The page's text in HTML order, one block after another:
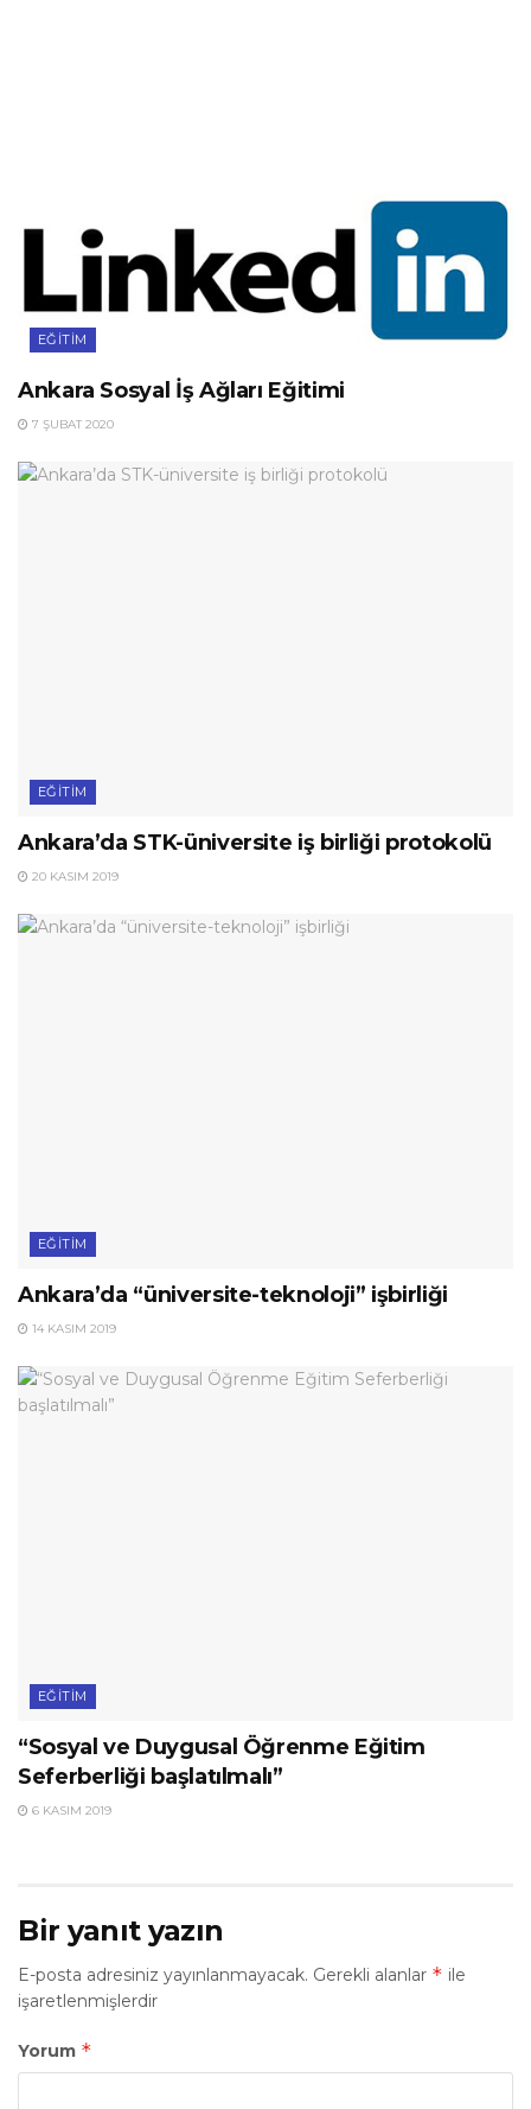
EĞITIM
Ankara Sosyal İş Ağları Eğitimi
7 ŞUBAT 2020
EĞITIM
Ankara’da STK-üniversite iş birliği protokolü
20 KASIM 2019
EĞITIM
Ankara’da “üniversite-teknoloji” işbirliği
14 KASIM 2019
EĞITIM
“Sosyal ve Duygusal Öğrenme Eğitim
Seferberliği başlatılmalı”
6 KASIM 2019
Bir yanıt yazın
E-posta adresiniz yayınlanmayacak. Gerekli alanlar * ile
işaretlenmişlerdir
Yorum *